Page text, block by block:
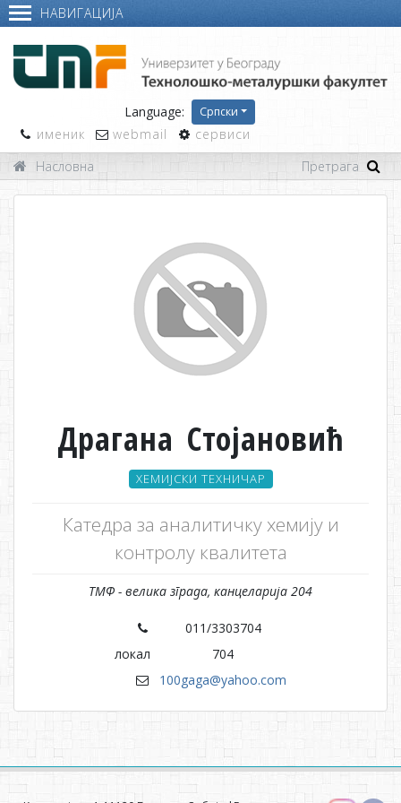
НАВИГАЦИЈА
Language: Српски
именик webmail
сервиси
Насловна
Драгана Стојановић
ХЕМИЈСКИ ТЕХНИЧАР
Катедра за аналитичку хемију и
контролу квалитета
ТМФ - велика зграда, канцеларија 204
011/3303704
локал
704
100gaga@yahoo.com